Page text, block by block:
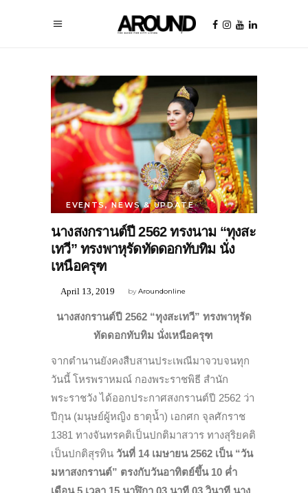
EVENTS,NEWS & UPDATE
นางสงกรานต์ปี 2562 ทรงนาม “ทุงสะ
เทวี” ทรงพาหุรัดทัดดอกทับทิม นั่ง
เหนือครุฑ
byAroundonline
April 13, 2019
นางสงกรานต์ปี 2562 “ทุงสะเทวี” ทรงพาหุรัด
ทัดดอกทับทิม นั่งเหนือครุฑ
จากตำนานยังคงสืบสานประเพณีมาจวบจนทุก
วันนี้ โหรพราหมณ์ กองพระราชพิธี สำนัก
พระราชวัง ได้ออกประกาศสงกรานต์ปี 2562 ว่า
ปีกุน (มนุษย์ผู้หญิง ธาตุน้ำ) เอกศก จุลศักราช
1381 ทางจันทรคติเป็นปกติมาสวาร ทางสุริยคติ
เป็นปกติสุรทิน วันที่ 14 เมษายน 2562 เป็น “วัน
มหาสงกรานต์” ตรงกับวันอาทิตย์ขึ้น 10 ค่ำ